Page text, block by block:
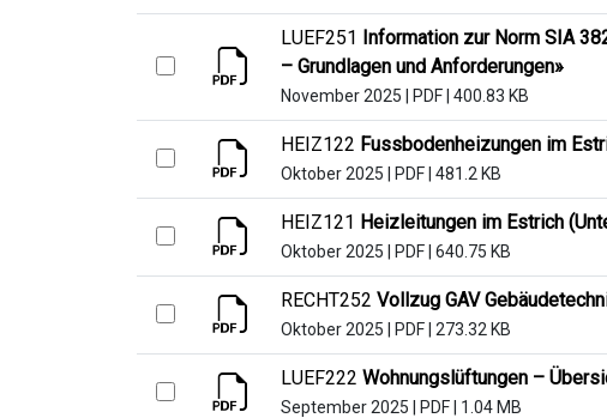
LUEF251 Information zur Norm SIA
– Grundlagen und Anforderungen»
November 2025 PDF 400.83 KB
HEIZ122 Fussbodenheizungen im
Oktober 2025 PDF 481.2 KB
HEIZ121 Heizleitungen im Estrich
Oktober 2025 PDF 640.75 KB
RECHT252 Vollzug GAV
Oktober 2025 PDF 273.32 KB
LUEF222 Wohnungslüftungen –
September 2025 PDF 1.04 MB